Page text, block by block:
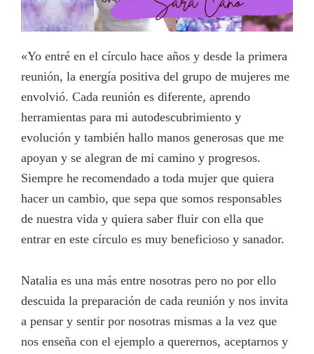
«Yo entré en el círculo hace años y desde la primera
reunión, la energía positiva del grupo de mujeres me
envolvió. Cada reunión es diferente, aprendo
herramientas para mi autodescubrimiento y
evolución y también hallo manos generosas que me
apoyan y se alegran de mi camino y progresos.
Siempre he recomendado a toda mujer que quiera
hacer un cambio, que sepa que somos responsables
de nuestra vida y quiera saber fluir con ella que
entrar en este círculo es muy beneficioso y sanador.
Natalia es una más entre nosotras pero no por ello
descuida la preparación de cada reunión y nos invita
a pensar y sentir por nosotras mismas a la vez que
nos enseña con el ejemplo a querernos, aceptarnos y